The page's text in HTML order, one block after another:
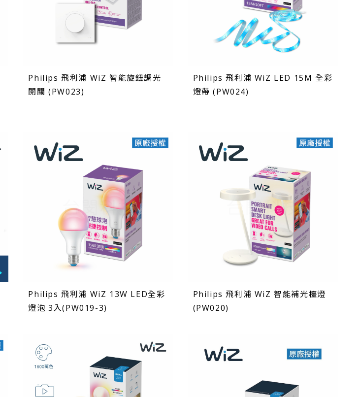
Philips 飛利浦 WiZ 智能旋鈕調光
開關 (PW023)
Philips 飛利浦 WiZ LED 15M 全彩
燈帶 (PW024)
Philips 飛利浦 WiZ 13W LED全彩
燈泡 3入(PW019-3)
Philips 飛利浦 WiZ 智能補光檯燈
(PW020)